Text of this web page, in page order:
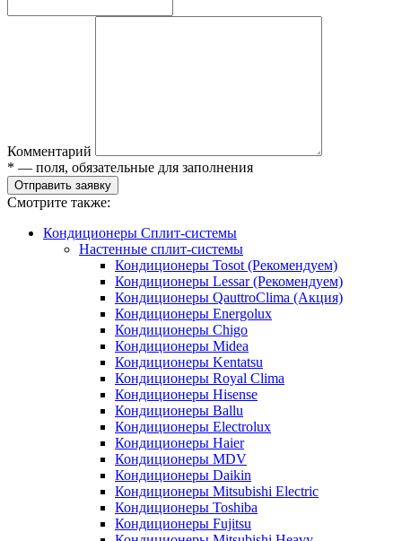
Комментарий
* — поля, обязательные для заполнения
Отправить заявку
Смотрите также:
Кондиционеры Сплит-системы
Настенные сплит-системы
Кондиционеры Tosot (Рекомендуем)
Кондиционеры Lessar (Рекомендуем)
Кондиционеры QauttroClima (Акция)
Кондиционеры Energolux
Кондиционеры Chigo
Кондиционеры Midea
Кондиционеры Kentatsu
Кондиционеры Royal Clima
Кондиционеры Hisense
Кондиционеры Ballu
Кондиционеры Electrolux
Кондиционеры Haier
Кондиционеры MDV
Кондиционеры Daikin
Кондиционеры Mitsubishi Electric
Кондиционеры Toshiba
Кондиционеры Fujitsu